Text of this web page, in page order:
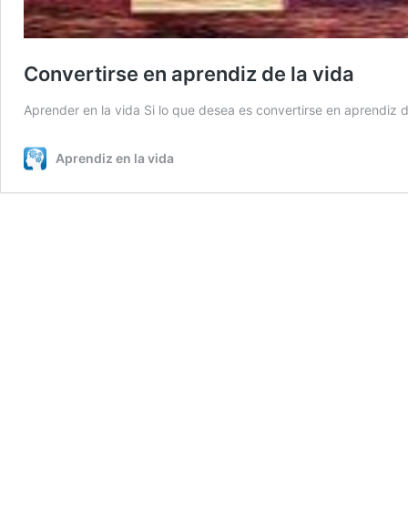
Convertirse en aprendiz de la vida
Aprender en la vida Si lo que desea es convertirse en aprendiz
Aprendiz en la vida